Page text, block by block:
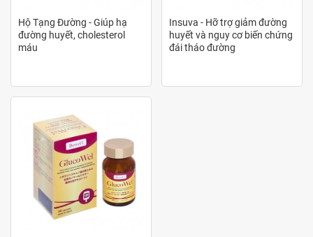
Cải thiện sức khỏe tổng thể bằng cách hỗ trợ chức
năng tim mạch và trao đổi chất.
Chiết xuất dây thìa canh (Gymnema) (25% acid
Giúp làm giảm hấp thu đường từ ruột, hỗ trợ kiểm
soát lượng đường huyết hiệu quả.
Kích thích tuyến tụy sản xuất insulin, hỗ trợ cân bằng
lượng đường trong máu.
Hộ Tạng Đường - Giúp hạ
đường huyết, cholesterol
máu
Insuva - Hỡ trợ giảm đường
huyết và nguy cơ biến chứng
đái tháo đường